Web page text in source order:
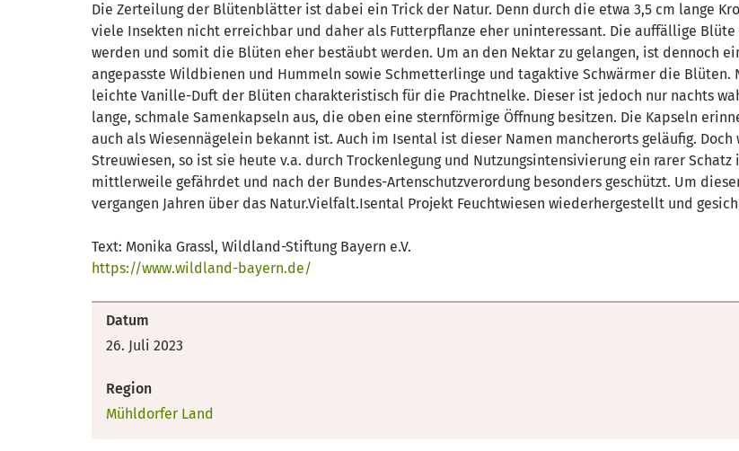
Die Zerteilung der Blütenblätter ist dabei ein Trick der Natur. Denn durch die etwa 3,5 cm lange
viele Insekten nicht erreichbar und daher als Futterpflanze eher uninteressant. Die auffällige
werden und somit die Blüten eher bestäubt werden. Um an den Nektar zu gelangen, ist dennoch
angepasste Wildbienen und Hummeln sowie Schmetterlinge und tagaktive Schwärmer die
leichte Vanille-Duft der Blüten charakteristisch für die Prachtnelke. Dieser ist jedoch nur nachts
lange, schmale Samenkapseln aus, die oben eine sternförmige Öffnung besitzen. Die Kapseln
auch als Wiesennägelein bekannt ist. Auch im Isental ist dieser Namen mancherorts geläufig.
Streuwiesen, so ist sie heute v.a. durch Trockenlegung und Nutzungsintensivierung ein rarer
mittlerweile gefährdet und nach der Bundes-Artenschutzverordung besonders geschützt. Um
vergangen Jahren über das Natur.Vielfalt.Isental Projekt Feuchtwiesen wiederhergestellt und
Text: Monika Grassl, Wildland-Stiftung Bayern e.V.
https://www.wildland-bayern.de/
Datum
26. Juli 2023
Region
Mühldorfer Land